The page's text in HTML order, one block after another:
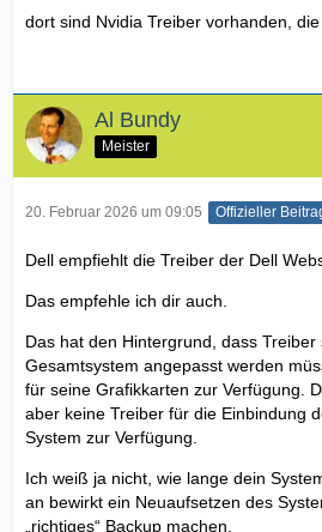
dort sind Nvidia Treiber vorhanden,
Al Bundy
Meister
20. Februar 2026 um 09:05 Offizieller
Dell empfiehlt die Treiber der Dell
Das empfehle ich dir auch.
Das hat den Hintergrund, dass
Gesamtsystem angepasst werden
für seine Grafikkarten zur Verfügung.
aber keine Treiber für die Einbindung
System zur Verfügung.
Ich weiß ja nicht, wie lange dein
an bewirkt ein Neuaufsetzen des
„richtiges“ Backup machen.